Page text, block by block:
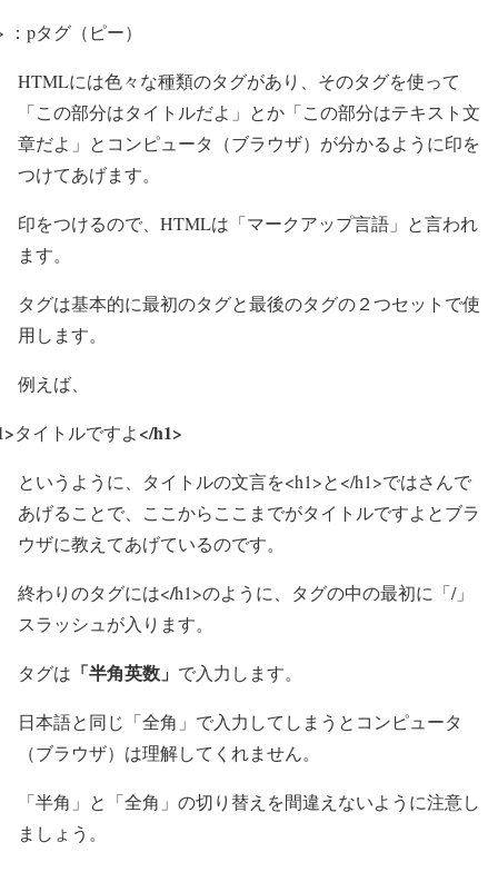
：pタグ（ピー）
HTMLには色々な種類のタグがあり、そのタグを使って
「この部分はタイトルだよ」とか「この部分はテキスト文
章だよ」とコンピュータ（ブラウザ）が分かるように印を
つけてあげます。
印をつけるので、HTMLは「マークアップ言語」と言われ
ます。
タグは基本的に最初のタグと最後のタグの２つセットで使
用します。
例えば、
タイトルですよ</h1>
というように、タイトルの文言を<h1>と</h1>ではさんで
あげることで、ここからここまでがタイトルですよとブラ
ウザに教えてあげているのです。
終わりのタグには</h1>のように、タグの中の最初に「/」
スラッシュが入ります。
タグは 「半角英数」 で入力します。
日本語と同じ「全角」で入力してしまうとコンピュータ
（ブラウザ）は理解してくれません。
「半角」と「全角」の切り替えを間違えないように注意し
ましょう。